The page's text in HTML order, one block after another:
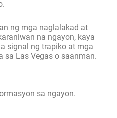
ng mga naglalakad at
na ngayon, kaya
signal ng trapiko at mga
sa Las Vegas o saanman.
sa ngayon.